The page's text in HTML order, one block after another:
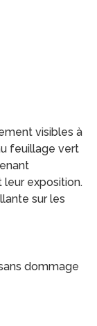
visibles à
feuillage vert
exposition.
sur les
dommage